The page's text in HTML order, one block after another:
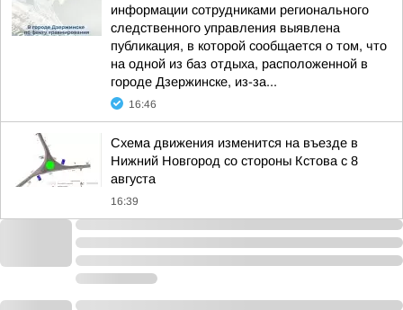
информации сотрудниками регионального
следственного управления выявлена
публикация, в которой сообщается о том, что
на одной из баз отдыха, расположенной в
городе Дзержинске, из-за...
16:46
Схема движения изменится на въезде в
Нижний Новгород со стороны Кстова с 8
августа
16:39